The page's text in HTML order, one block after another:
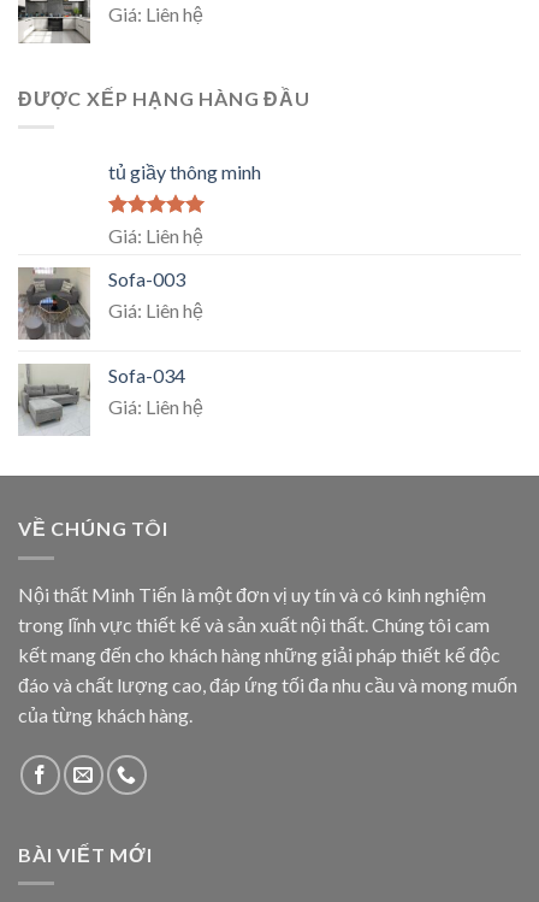
Giá: Liên hệ
ĐƯỢC XẾP HẠNG HÀNG ĐẦU
tủ giầy thông minh
Rated5.00
Giá: Liên hệ
Sofa-003
Giá: Liên hệ
Sofa-034
Giá: Liên hệ
VỀ CHÚNG TÔI
Nội thất Minh Tiến là một đơn vị uy tín và có kinh nghiệm
trong lĩnh vực thiết kế và sản xuất nội thất. Chúng tôi cam
kết mang đến cho khách hàng những giải pháp thiết kế độc
đáo và chất lượng cao, đáp ứng tối đa nhu cầu và mong muốn
của từng khách hàng.
BÀI VIẾT MỚI